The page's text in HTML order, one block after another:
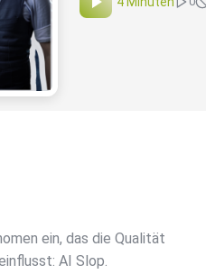
ein, das die Qualität
AI Slop.